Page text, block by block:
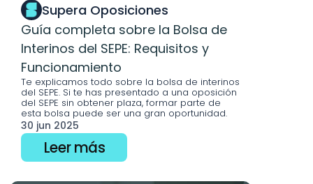
Supera Oposiciones
Guía completa sobre la Bolsa de
Interinos del SEPE: Requisitos y
Funcionamiento
Te explicamos todo sobre la bolsa de interinos
del SEPE. Si te has presentado a una oposición
del SEPE sin obtener plaza, formar parte de
esta bolsa puede ser una gran oportunidad.
30 jun 2025
Leer más